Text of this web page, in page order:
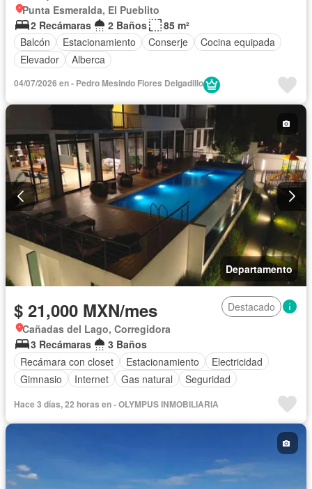
Punta Esmeralda, El Pueblito
2 Recámaras
2 Baños
85 m²
Balcón
Estacionamiento Conserje
Cocina equipada
Elevador
Alberca
04/07/2026 en - Pedro Mesindo Flores Delgadillo
Departamento
$ 21,000 MXN/mes
Destacado
Cañadas del Lago, Corregidora
3 Recámaras
3 Baños
Recámara con closet
Estacionamiento
Electricidad
Gimnasio
Internet Gas natural Seguridad
Hace 3 días, 22 horas en - OLYMPUS INMOBILIARIA